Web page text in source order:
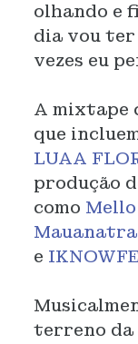
olhando e
dia vou ter
vezes eu
A mixtape
que
LUAA
produção
como
e
terreno da